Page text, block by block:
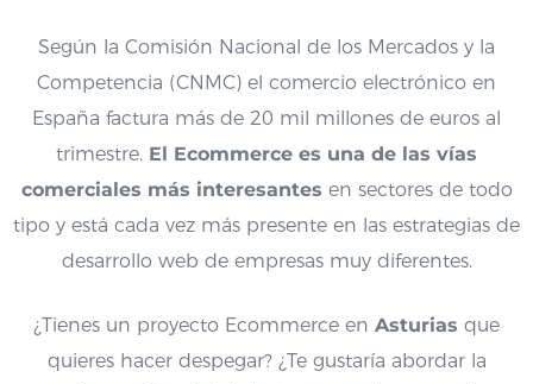
Según la Comisión Nacional de los Mercados y la
Competencia (CNMC) el comercio electrónico en
España factura más de 20 mil millones de euros al
trimestre. El Ecommerce es una de las vías
comerciales más interesantes en sectores de todo
tipo y está cada vez más presente en las estrategias de
desarrollo web de empresas muy diferentes.
¿Tienes un proyecto Ecommerce en Asturias que
quieres hacer despegar? ¿Te gustaría abordar la